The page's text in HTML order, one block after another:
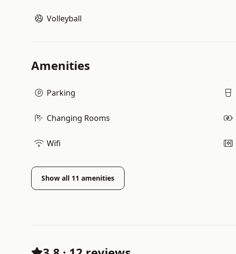
Volleyball
Amenities
Parking
Changing Rooms
Wifi
Show all 11 amenities